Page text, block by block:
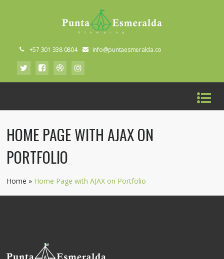
+57 301 338 0804 info@puntaesmeralda.co
HOME PAGE WITH AJAX ON
PORTFOLIO
Home » Home Page with AJAX on Portfolio